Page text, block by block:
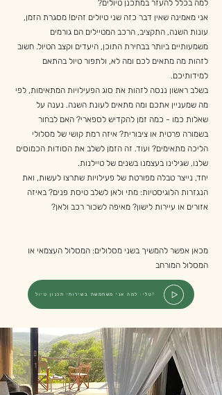
למה בכלל להעזר במתכנן טיולים?
אני מאמינה שאין דבר כזה שני טיולים זהים! מסגרת הזמן,
עונות השנה, התקציב, הרכב המטיילים הם גורמים
משמעותיים ביותר בבחירת התוכן, היעדים וקצב הטיול. חשוב
לזהות מה מתאים לכם ומה לא, ולתפור טיול בהתאם
למידותיכם.
בשלב ראשון ננסה לזהות את סוג הפעילויות המתאימות, לפי
מה שמעניין אתכם ומה מתאים לעונת השנה. נענה על
שאלות כמו - כמה זמן להקדיש לספארי? האם לבחור
בשמורה פרטית או ציבורית? איזה רמת קושי של מסלולי
הליכה מתאימים? ועוד. זה הזמן לשלב את הסודות הכמוסים
שלנו, שגילינו בעצמנו בשנים של טיילנות.
יחד, נייצר טבלה מפורטת של פעילויות שתרצו לעשות, ואת
הנגזרות הלוגיסטיות: מתי ולאן לשלב טיסת פנים? באיזה
אזורים או עיירות לישון? מאיפה לשכור רכב ולאן?
מכאן אפשר להמשיך בשני מסלולים: המסלול העצמאי או
המסלול המורחב
טלי: למה אני משתמשת בשירותי תכנון טיול?